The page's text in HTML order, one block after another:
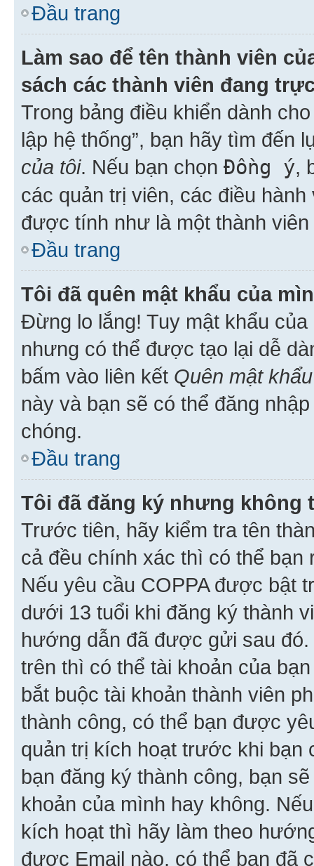
Đầu trang
Làm sao để tên thành viên
sách các thành viên đang
Trong bảng điều khiển dành
lập hệ thống”, bạn hãy tìm đến
của tôi. Nếu bạn chọn Đồng ý,
các quản trị viên, các điều
được tính như là một thành viên
Đầu trang
Tôi đã quên mật khẩu của
Đừng lo lắng! Tuy mật khẩu
nhưng có thể được tạo lại dễ
bấm vào liên kết Quên mật khẩu
này và bạn sẽ có thể đăng
chóng.
Đầu trang
Tôi đã đăng ký nhưng không
Trước tiên, hãy kiểm tra tên
cả đều chính xác thì có thể
Nếu yêu cầu COPPA được bật
dưới 13 tuổi khi đăng ký thành
hướng dẫn đã được gửi sau
trên thì có thể tài khoản của
bắt buộc tài khoản thành viên
thành công, có thể bạn được
quản trị kích hoạt trước khi bạn
bạn đăng ký thành công, bạn
khoản của mình hay không.
kích hoạt thì hãy làm theo
được Email nào, có thể bạn đã